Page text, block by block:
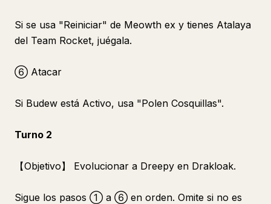
Si se usa "Reiniciar" de Meowth ex y tienes Atalaya
del Team Rocket, juégala.
⑥ Atacar
Si Budew está Activo, usa "Polen Cosquillas".
Turno 2
【Objetivo】 Evolucionar a Dreepy en Drakloak.
Sigue los pasos ① a ⑥ en orden. Omite si no es